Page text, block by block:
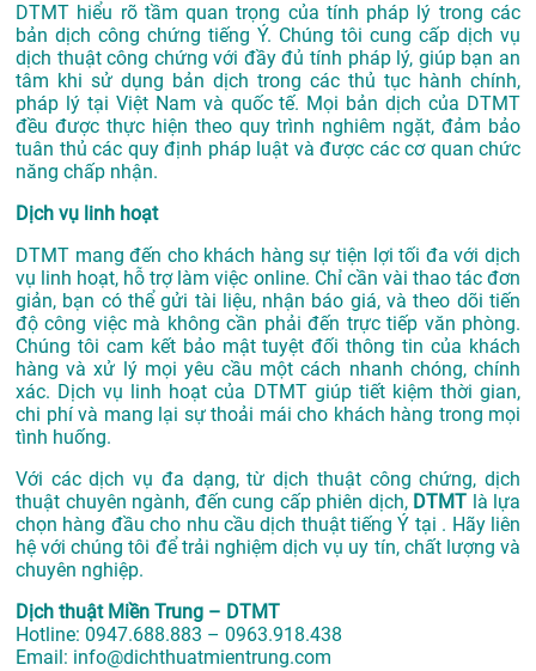
DTMT hiểu rõ tầm quan trọng của tính pháp lý trong các
bản dịch công chứng tiếng Ý. Chúng tôi cung cấp dịch vụ
dịch thuật công chứng với đầy đủ tính pháp lý, giúp bạn an
tâm khi sử dụng bản dịch trong các thủ tục hành chính,
pháp lý tại Việt Nam và quốc tế. Mọi bản dịch của DTMT
đều được thực hiện theo quy trình nghiêm ngặt, đảm bảo
tuân thủ các quy định pháp luật và được các cơ quan chức
năng chấp nhận.
Dịch vụ linh hoạt
DTMT mang đến cho khách hàng sự tiện lợi tối đa với dịch
vụ linh hoạt, hỗ trợ làm việc online. Chỉ cần vài thao tác đơn
giản, bạn có thể gửi tài liệu, nhận báo giá, và theo dõi tiến
độ công việc mà không cần phải đến trực tiếp văn phòng.
Chúng tôi cam kết bảo mật tuyệt đối thông tin của khách
hàng và xử lý mọi yêu cầu một cách nhanh chóng, chính
xác. Dịch vụ linh hoạt của DTMT giúp tiết kiệm thời gian,
chi phí và mang lại sự thoải mái cho khách hàng trong mọi
tình huống.
Với các dịch vụ đa dạng, từ dịch thuật công chứng, dịch
thuật chuyên ngành, đến cung cấp phiên dịch, DTMT là lựa
chọn hàng đầu cho nhu cầu dịch thuật tiếng Ý tại . Hãy liên
hệ với chúng tôi để trải nghiệm dịch vụ uy tín, chất lượng và
chuyên nghiệp.
Dịch thuật Miền Trung – DTMT
Hotline: 0947.688.883 – 0963.918.438
Email: info@dichthuatmientrung.com